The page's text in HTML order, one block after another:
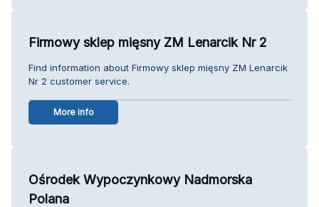
Firmowy sklep mięsny ZM Lenarcik Nr 2
Find information about Firmowy sklep mięsny ZM Lenarcik
Nr 2 customer service.
More info
Ośrodek Wypoczynkowy Nadmorska
Polana